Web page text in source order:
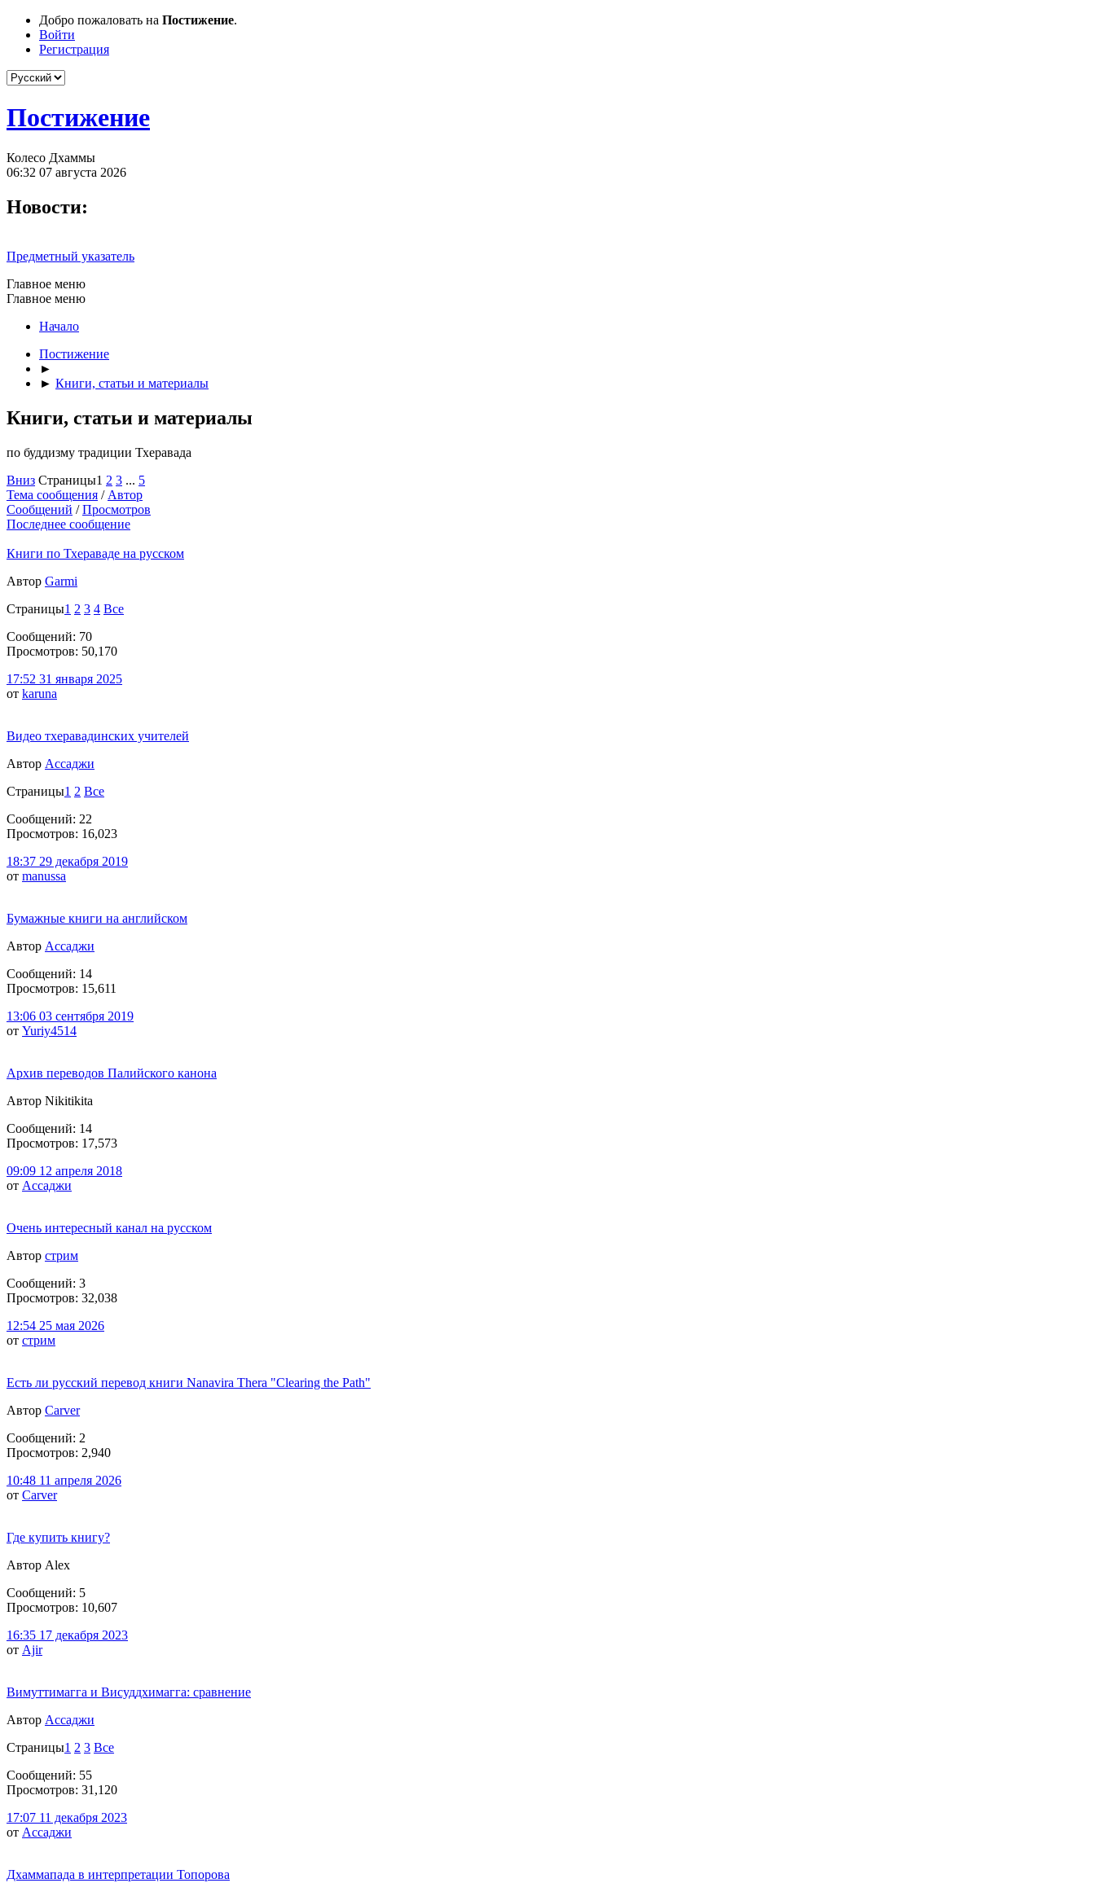
Добро пожаловать на Постижение.
Войти
Регистрация
Постижение
Колесо Дхаммы
06:32 07 августа 2026
Новости:
Предметный указатель
Главное меню
Главное меню
Начало
Постижение
►
► Книги, статьи и материалы
Книги, статьи и материалы
по буддизму традиции Тхеравада
Вниз Страницы1 2 3 ... 5
Тема сообщения / Автор
Сообщений /Просмотров
Последнее сообщение
Книги по Тхераваде на русском
Автор Garmi
Страницы1 2 3 4 Все
Сообщений: 70
Просмотров: 50,170
17:52 31 января 2025
от karuna
Видео тхеравадинских учителей
Автор Ассаджи
Страницы1 2 Все
Сообщений: 22
Просмотров: 16,023
18:37 29 декабря 2019
от manussa
Бумажные книги на английском
Автор Ассаджи
Сообщений: 14
Просмотров: 15,611
13:06 03 сентября 2019
от Yuriy4514
Архив переводов Палийского канона
Автор Nikitikita
Сообщений: 14
Просмотров: 17,573
09:09 12 апреля 2018
от Ассаджи
Очень интересный канал на русском
Автор стрим
Сообщений: 3
Просмотров: 32,038
12:54 25 мая 2026
от стрим
Есть ли русский перевод книги Nanavira Thera "Clearing the Path"
Автор Carver
Сообщений: 2
Просмотров: 2,940
10:48 11 апреля 2026
от Carver
Где купить книгу?
Автор Alex
Сообщений: 5
Просмотров: 10,607
16:35 17 декабря 2023
от Ajir
Вимуттимагга и Висуддхимагга: сравнение
Автор Ассаджи
Страницы1 2 3 Все
Сообщений: 55
Просмотров: 31,120
17:07 11 декабря 2023
от Ассаджи
Дхаммапада в интерпретации Топорова